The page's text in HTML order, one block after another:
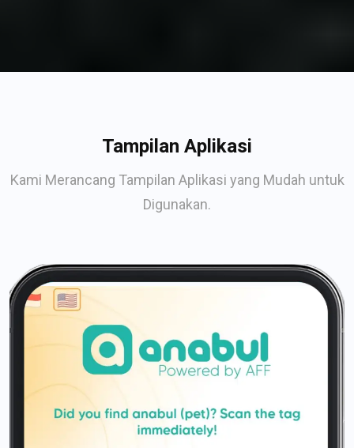
Tampilan Aplikasi
Kami Merancang Tampilan Aplikasi yang Mudah untuk
Digunakan.